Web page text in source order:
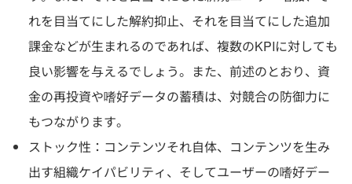
れを目当てにした解約抑止、それを目当てにした追加
課金などが生まれるのであれば、複数のKPIに対しても
良い影響を与えるでしょう。また、前述のとおり、資
金の再投資や嗜好データの蓄積は、対競合の防御力に
もつながります。
ストック性：コンテンツそれ自体、コンテンツを生み
出す組織ケイパビリティ、そしてユーザーの嗜好デー